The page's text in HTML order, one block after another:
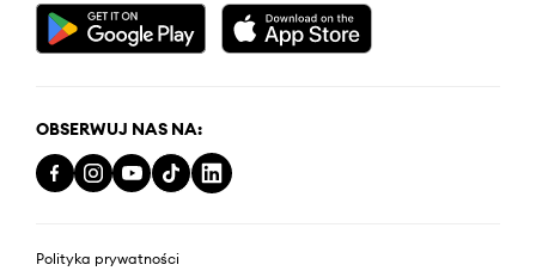
OBSERWUJ NAS NA:
Polityka prywatności